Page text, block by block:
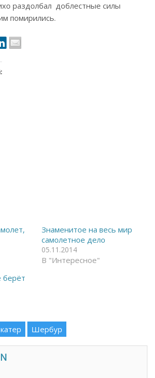
раздолбал доблестные силы
помирились.
Знаменитое на весь мир
самолетное дело
05.11.2014
В "Интересное"
берёт
катер Шербур